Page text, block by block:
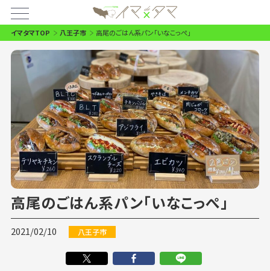
イマタマTOP 八王子市 高尾のごはん系パン「いなこっぺ」
高尾のごはん系パン「いなこっぺ」
2021/02/10 八王子市